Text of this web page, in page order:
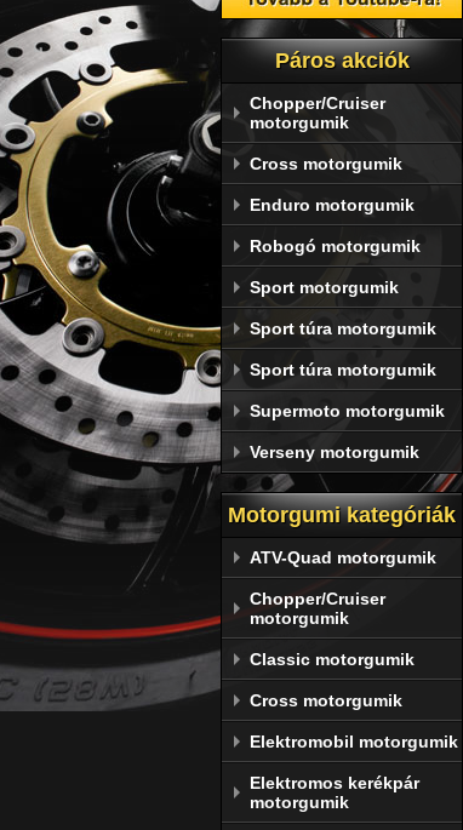
Páros akciók
Chopper/Cruiser
motorgumik
Cross motorgumik
Enduro motorgumik
Robogó motorgumik
Sport motorgumik
Sport túra motorgumik
Sport túra motorgumik
Supermoto motorgumik
Verseny motorgumik
Motorgumi kategóriák
ATV-Quad motorgumik
Chopper/Cruiser
motorgumik
Classic motorgumik
Cross motorgumik
Elektromobil motorgumik
Elektromos kerékpár
motorgumik